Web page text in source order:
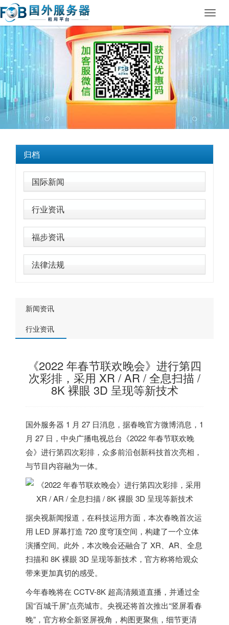
归档
国际新闻
行业资讯
福步资讯
法律法规
新闻资讯
行业资讯
《2022 年春节联欢晚会》进行第四
次彩排，采用 XR / AR / 全息扫描 /
8K 裸眼 3D 呈现等新技术
国外服务器 1 月 27 日消息，据春晚官方微博消息，1
月 27 日，中央广播电视总台《2022 年春节联欢晚
会》进行第四次彩排，众多前沿创新科技首次亮相，
与节目内容融为一体。
据央视新闻报道，在科技运用方面，本次春晚首次运
用 LED 屏幕打造 720 度穹顶空间，构建了一个立体
演播空间。此外，本次晚会还融合了 XR、AR、全息
扫描和 8K 裸眼 3D 呈现等新技术，官方称将给观众
带来更加真切的感受。
今年春晚将在 CCTV-8K 超高清频道直播，并通过全
国“百城千屏”点亮城市。央视还将首次推出“竖屏看春
晚”，官方称全新竖屏视角，构图更聚焦，细节更清